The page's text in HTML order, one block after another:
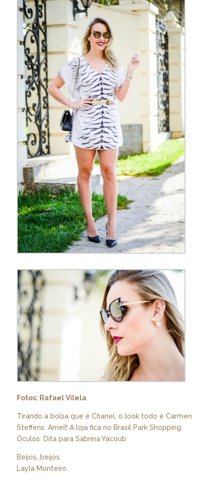
Fotos: Rafael Vilela
Tirando a bolsa que é Chanel, o look todo é Carmen
Steffens. Amei!! A loja fica no Brasil Park Shopping.
Óculos: Dita para Sabrina Yacoub
Beijos, beijos.
Layla Monteiro.